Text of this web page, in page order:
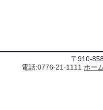
〒910-
電話:0776-21-1111 ホー